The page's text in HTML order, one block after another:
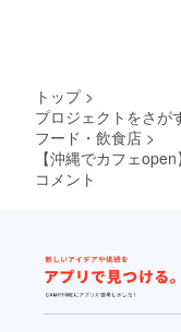
トップ >
プロジェクトをさが
フード・飲食店 >
【沖縄でカフェ
コメント